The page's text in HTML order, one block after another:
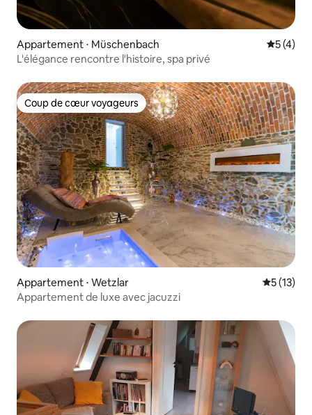
Appartement ⋅ Müschenbach
5 (4)
L'élégance rencontre l'histoire, spa privé
Coup de cœur voyageurs
Coup de cœur voyageurs
Appartement ⋅ Wetzlar
5 (13)
Appartement de luxe avec jacuzzi